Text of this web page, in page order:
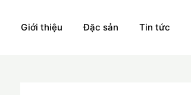
Giới thiệu Đặc sản Tin tức